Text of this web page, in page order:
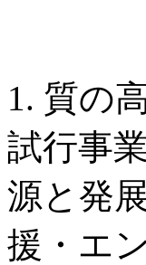
1. 質の
試行事
源と発
援・エ